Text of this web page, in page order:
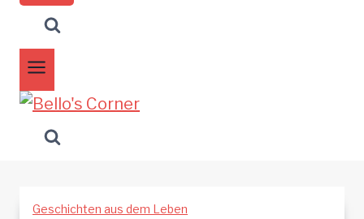
Geschichten aus dem Leben